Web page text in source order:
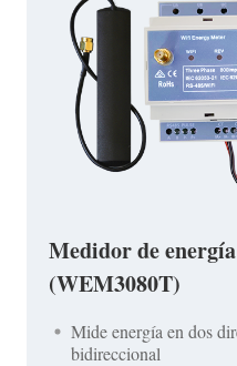
Medidor de
(WEM3080T)
Mide energía en dos
bidireccional